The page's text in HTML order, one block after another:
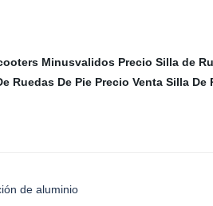
Minusvalidos Precio Silla de
Ruedas De Pie Precio Venta Silla De
de aluminio